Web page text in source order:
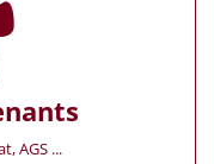
AGS ...